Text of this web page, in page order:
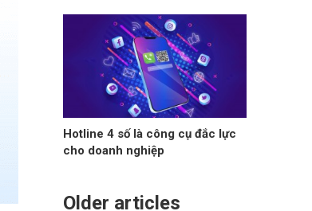
Hotline 4 số là công cụ đắc lực
cho doanh nghiệp
Older articles